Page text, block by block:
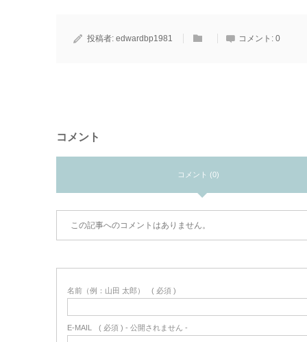
投稿者: edwardbp1981 コメント: 0
コメント
コメント (0)
この記事へのコメントはありません。
名前（例：山田 太郎） ( 必須 )
E-MAIL ( 必須 ) - 公開されません -